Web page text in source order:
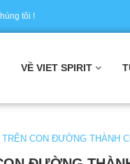
tôi !
VỀ VIET SPIRIT
CON ĐƯỜNG THÀNH